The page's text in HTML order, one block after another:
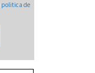
politica de